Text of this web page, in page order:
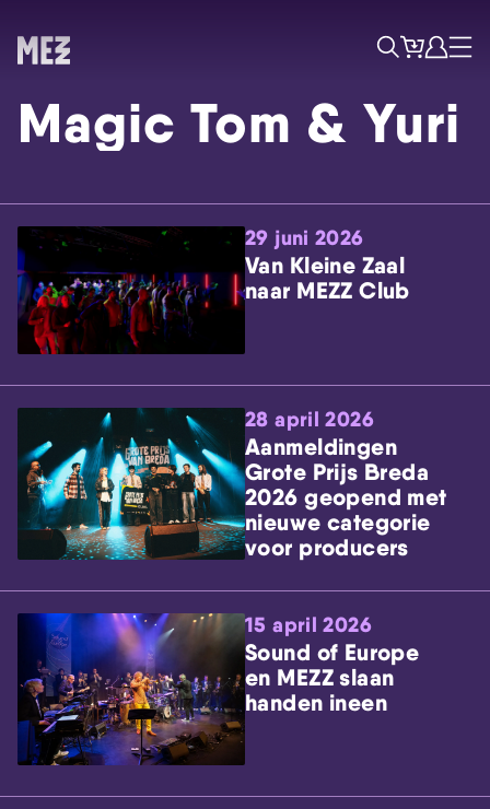
Skip navigatie
ZoekTicketsAccount
Menu
Magic Tom & Yuri
29 juni 2026
Van Kleine Zaal
naar MEZZ Club
28 april 2026
Aanmeldingen
Grote Prijs Breda
2026 geopend met
nieuwe categorie
voor producers
15 april 2026
Sound of Europe
en MEZZ slaan
handen ineen